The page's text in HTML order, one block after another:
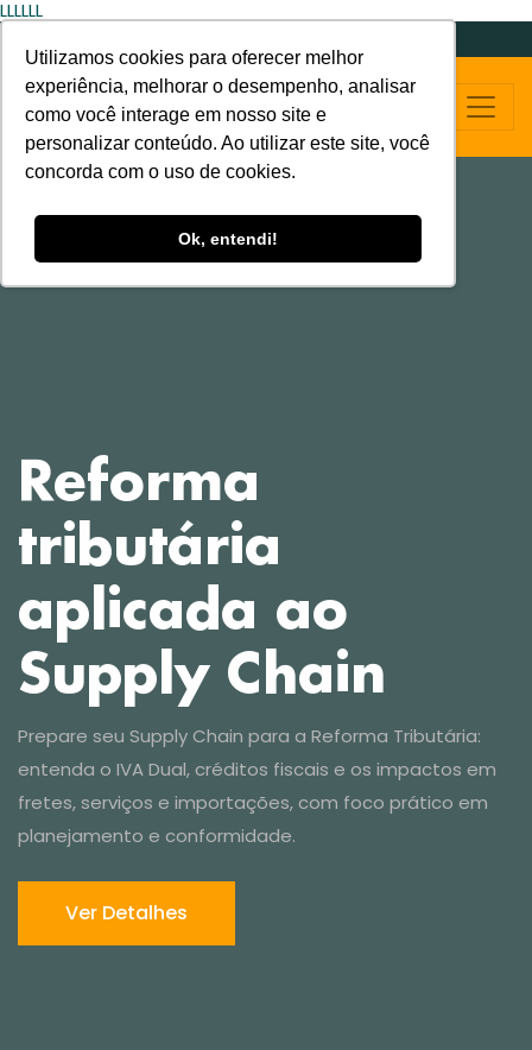
Utilizamos cookies para oferecer melhor
experiência, melhorar o desempenho, analisar
como você interage em nosso site e
personalizar conteúdo. Ao utilizar este site, você
concorda com o uso de cookies.
Ok, entendi!
LLLLLL